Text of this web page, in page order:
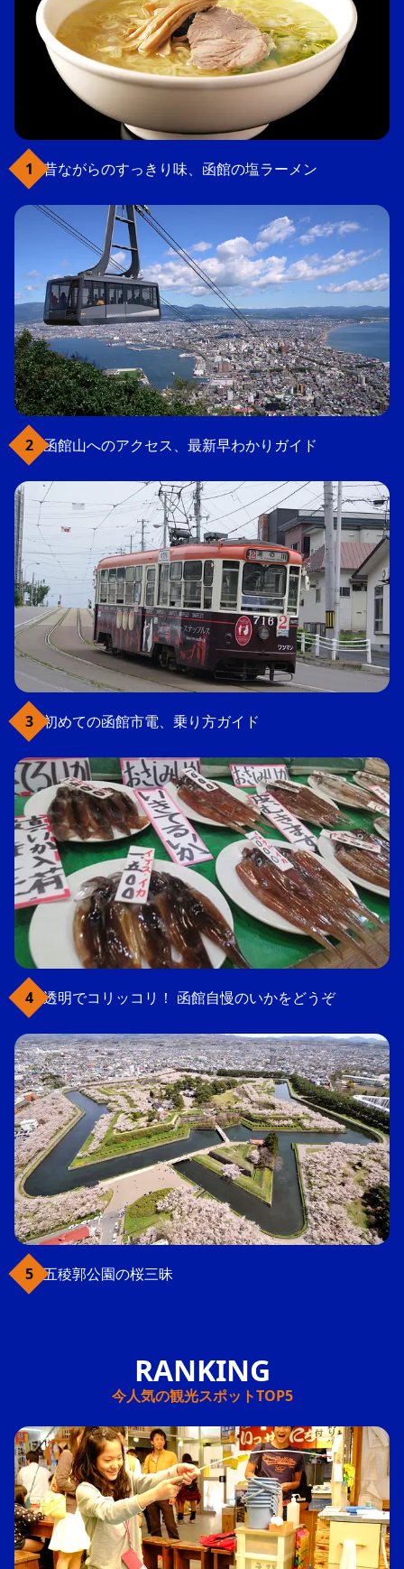
昔ながらのすっきり味、函館の塩ラーメン
函館山へのアクセス、最新早わかりガイド
初めての函館市電、乗り方ガイド
透明でコリッコリ！ 函館自慢のいかをどうぞ
五稜郭公園の桜三昧
今人気の観光スポットTOP5